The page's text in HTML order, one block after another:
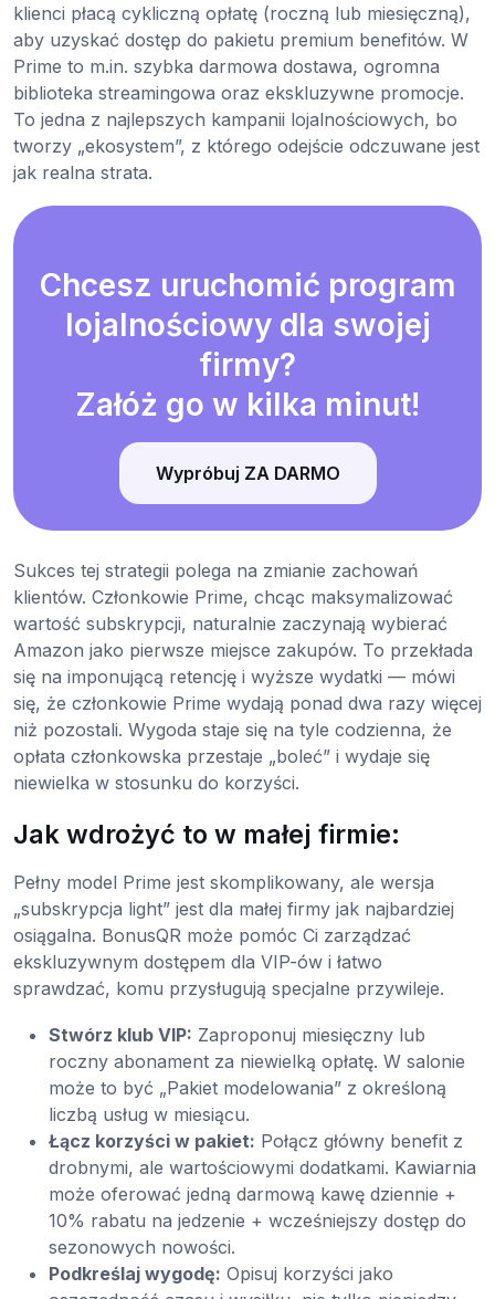
klienci płacą cykliczną opłatę (roczną lub miesięczną),
aby uzyskać dostęp do pakietu premium benefitów. W
Prime to m.in. szybka darmowa dostawa, ogromna
biblioteka streamingowa oraz ekskluzywne promocje.
To jedna z najlepszych kampanii lojalnościowych, bo
tworzy „ekosystem”, z którego odejście odczuwane jest
jak realna strata.
Chcesz uruchomić program
lojalnościowy dla swojej
firmy?
Załóż go w kilka minut!
Wypróbuj ZA DARMO
Sukces tej strategii polega na zmianie zachowań
klientów. Członkowie Prime, chcąc maksymalizować
wartość subskrypcji, naturalnie zaczynają wybierać
Amazon jako pierwsze miejsce zakupów. To przekłada
się na imponującą retencję i wyższe wydatki — mówi
się, że członkowie Prime wydają ponad dwa razy więcej
niż pozostali. Wygoda staje się na tyle codzienna, że
opłata członkowska przestaje „boleć” i wydaje się
niewielka w stosunku do korzyści.
Jak wdrożyć to w małej firmie:
Pełny model Prime jest skomplikowany, ale wersja
„subskrypcja light” jest dla małej firmy jak najbardziej
osiągalna. BonusQR może pomóc Ci zarządzać
ekskluzywnym dostępem dla VIP-ów i łatwo
sprawdzać, komu przysługują specjalne przywileje.
Stwórz klub VIP: Zaproponuj miesięczny lub
roczny abonament za niewielką opłatę. W salonie
może to być „Pakiet modelowania” z określoną
liczbą usług w miesiącu.
Łącz korzyści w pakiet: Połącz główny benefit z
drobnymi, ale wartościowymi dodatkami. Kawiarnia
może oferować jedną darmową kawę dziennie +
10% rabatu na jedzenie + wcześniejszy dostęp do
sezonowych nowości.
Podkreślaj wygodę: Opisuj korzyści jako